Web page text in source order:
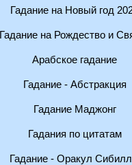
Гадание на Новый год
Гадание на Рождество и
Арабское гадание
Гадание - Абстракция
Гадание Маджонг
Гадания по цитатам
Гадание - Оракул